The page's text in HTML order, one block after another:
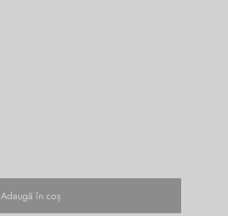
Adaugă în coș